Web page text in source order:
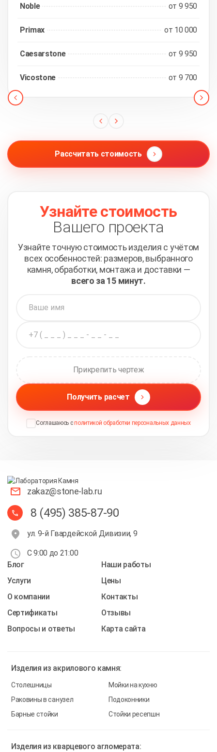
Noble от 9 950
Primax от 10 000
Caesarstone от 9 950
Vicostone от 9 700
Рассчитать стоимость
Узнайте стоимость
Вашего проекта
Узнайте точную стоимость изделия с учётом
всех особенностей: размеров, выбранного
камня, обработки, монтажа и доставки —
всего за 15 минут.
Прикрепить чертеж
Получить расчет
Соглашаюсь сполитикой обработки персональных данных
zakaz@stone-lab.ru
8 (495) 385-87-90
ул. 9-й Гвардейской Дивизии, 9
С 9:00 до 21:00
Блог
Наши работы
Услуги
Цены
О компании
Контакты
Cертификаты
Отзывы
Вопросы и ответы
Карта сайта
Изделия из акрилового камня:
Столешницы
Мойки на кухню
Раковины в санузел
Подоконники
Барные стойки
Стойки ресепшн
Изделия из кварцевого агломерата: